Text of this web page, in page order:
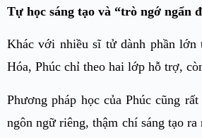
Tự học sáng tạo và “trò ngớ ngẩn
Khác với nhiều sĩ tử dành phần lớn
Hóa, Phúc chỉ theo hai lớp hỗ trợ,
Phương pháp học của Phúc cũng
ngôn ngữ riêng, thậm chí sáng tạo